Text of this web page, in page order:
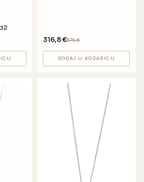
316,8€576€
DODAJ U KOŠARICU